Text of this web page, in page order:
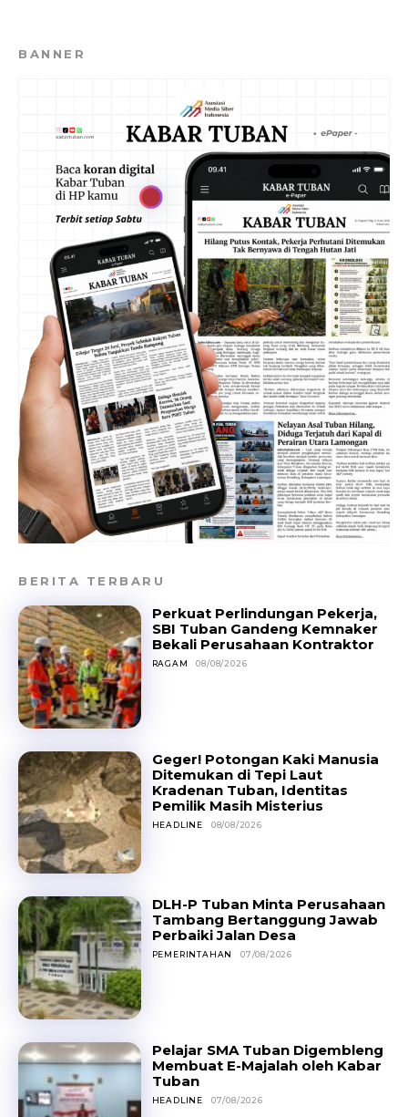
BANNER
BERITA TERBARU
Perkuat Perlindungan Pekerja,
SBI Tuban Gandeng Kemnaker
Bekali Perusahaan Kontraktor
RAGAM 08/08/2026
Geger! Potongan Kaki Manusia
Ditemukan di Tepi Laut
Kradenan Tuban, Identitas
Pemilik Masih Misterius
HEADLINE 08/08/2026
DLH-P Tuban Minta Perusahaan
Tambang Bertanggung Jawab
Perbaiki Jalan Desa
PEMERINTAHAN 07/08/2026
Pelajar SMA Tuban Digembleng
Membuat E-Majalah oleh Kabar
Tuban
HEADLINE 07/08/2026